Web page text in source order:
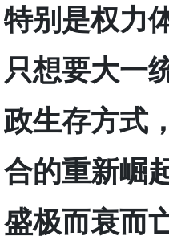
特别是权力
只想要大一
政生存方式
合的重新崛
盛极而衰而